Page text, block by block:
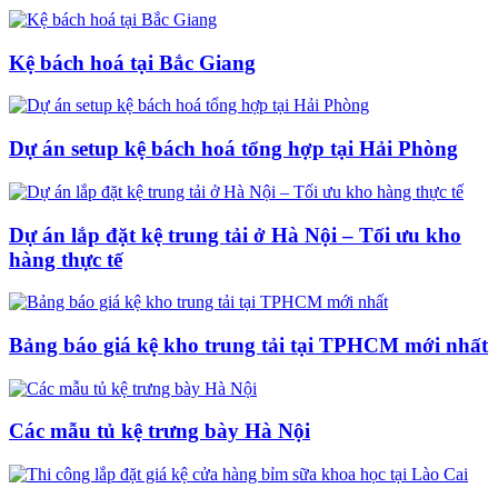
Kệ bách hoá tại Bắc Giang
Dự án setup kệ bách hoá tổng hợp tại Hải Phòng
Dự án lắp đặt kệ trung tải ở Hà Nội – Tối ưu kho
hàng thực tế
Bảng báo giá kệ kho trung tải tại TPHCM mới nhất
Các mẫu tủ kệ trưng bày Hà Nội